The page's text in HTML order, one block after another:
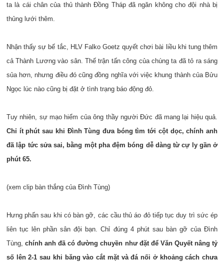
ta là cái chân của thủ thành Đồng Tháp đã ngăn không cho đội nhà bị
thủng lưới thêm.
Nhận thấy sự bế tắc, HLV Falko Goetz quyết chơi bài liều khi tung thêm
cả Thành Lương vào sân. Thế trận tấn công của chúng ta đã tỏ ra sáng
sủa hơn, nhưng điều đó cũng đồng nghĩa với việc khung thành của Bửu
Ngọc lúc nào cũng bị đặt ở tình trạng báo động đỏ.
Tuy nhiên, sự mạo hiểm của ông thầy người Đức đã mang lại hiệu quả.
Chỉ ít phút sau khi Đình Tùng đưa bóng tìm tới cột dọc, chính anh
đã lập tức sửa sai, bằng một pha đệm bóng dễ dàng từ cự ly gần ở
phút 65.
(xem clip bàn thắng của Đình Tùng)
Hưng phấn sau khi có bàn gỡ, các cầu thủ áo đỏ tiếp tục duy trì sức ép
liên tục lên phần sân đội bạn. Chỉ đúng 4 phút sau bàn gỡ của Đình
Tùng,chính anh đã có đường chuyền như đặt để Văn Quyết nâng tỷ
số lên 2-1 sau khi băng vào cắt mặt và đá nối ở khoảng cách chưa